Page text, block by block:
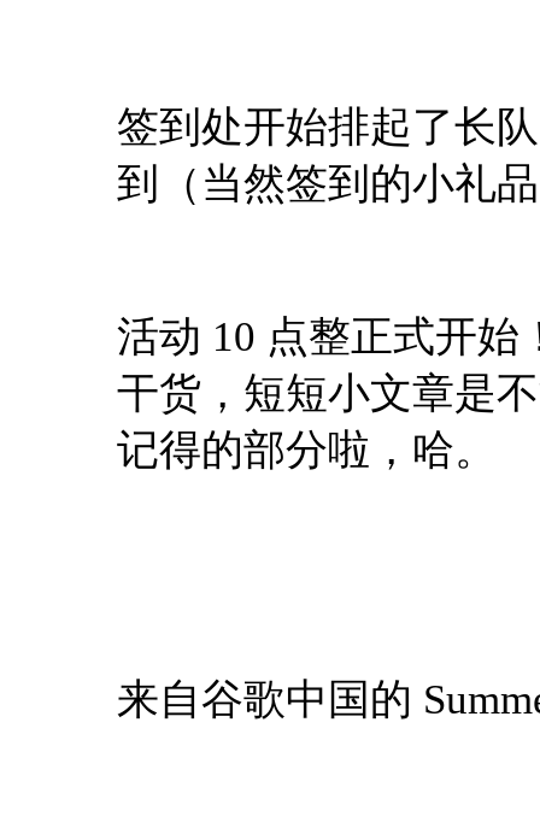
签到处开始排起了长
到（当然签到的小礼
活动 10 点整正式开
干货，短短小文章是
记得的部分啦，哈。
来自谷歌中国的